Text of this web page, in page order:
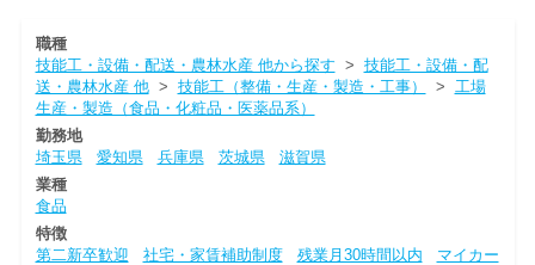
職種
技能工・設備・配送・農林水産 他から探す > 技能工・設備・配
送・農林水産 他> 技能工（整備・生産・製造・工事） > 工場
生産・製造（食品・化粧品・医薬品系）
勤務地
埼玉県
愛知県 兵庫県 茨城県
滋賀県
業種
食品
特徴
第二新卒歓迎
社宅・家賃補助制度 残業月30時間以内
マイカー